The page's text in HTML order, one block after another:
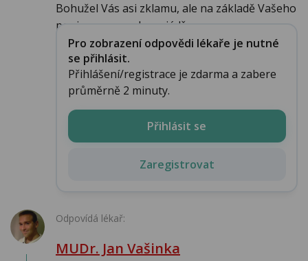
Bohužel Vás asi zklamu, ale na základě Vašeho
popisu se nemohu vyjádř...
Pro zobrazení odpovědi lékaře je nutné
se přihlásit.
Přihlášení/registrace je zdarma a zabere
průměrně 2 minuty.
Přihlásit se
Zaregistrovat
Odpovídá lékař:
MUDr. Jan Vašinka